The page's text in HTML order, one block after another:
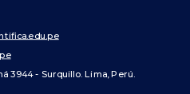
3944 - Surquillo. Lima, Perú.